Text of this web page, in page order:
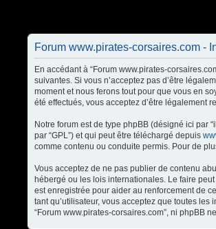
Forum www.pirates-corsaires.com -
En accédant à “Forum www.pirates-
suivantes. Si vous n’acceptez pas d’être
moment et nous ferons tout pour que vous en
été effectués, vous acceptez d’être légalement
Notre forum est de type phpBB (désigné ici par
par “GPL”) et qui peut être téléchargé depuis
comme contenu ou conduite permis. Pour de
Vous acceptez de ne pas publier de contenu
hébergé ou les lois internationales. Le faire
est enregistrée pour aider au renforcement de
tant qu’utilisateur, vous acceptez que toutes
“Forum www.pirates-corsaires.com”, ni phpBB